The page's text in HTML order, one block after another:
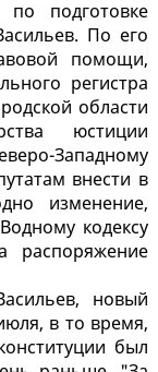
по подготовке
По его
помощи,
регистра
области
юстиции
Западному
внести в
изменение,
кодексу
распоряжение
новый
в то время,
был